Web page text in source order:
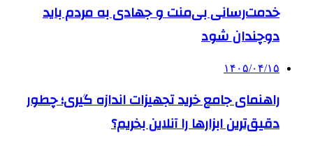
خدمت‌رسانی بی‌منت و جهادی به مردم باید
دوچندان شود
۱۴۰۵/۰۴/۱۵
راهنمای جامع خرید تجهیزات اندازه گیری؛ چطور
دقیق‌ترین ابزارها را آنلاین بخریم؟